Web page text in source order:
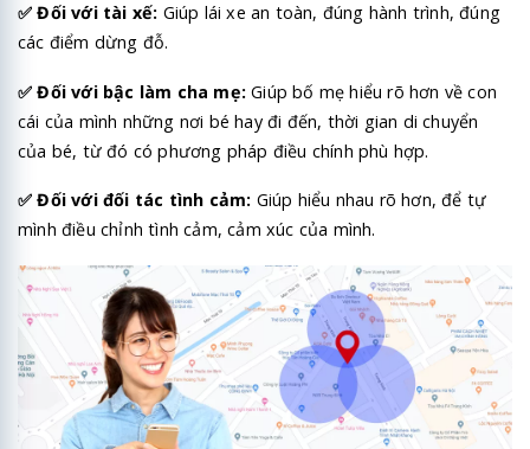
✅ Đối với tài xế: Giúp lái xe an toàn, đúng hành trình, đúng
các điểm dừng đỗ.
✅ Đối với bậc làm cha mẹ: Giúp bố mẹ hiểu rõ hơn về con
cái của mình những nơi bé hay đi đến, thời gian di chuyển
của bé, từ đó có phương pháp điều chính phù hợp.
✅ Đối với đối tác tình cảm: Giúp hiểu nhau rõ hơn, để tự
mình điều chỉnh tình cảm, cảm xúc của mình.